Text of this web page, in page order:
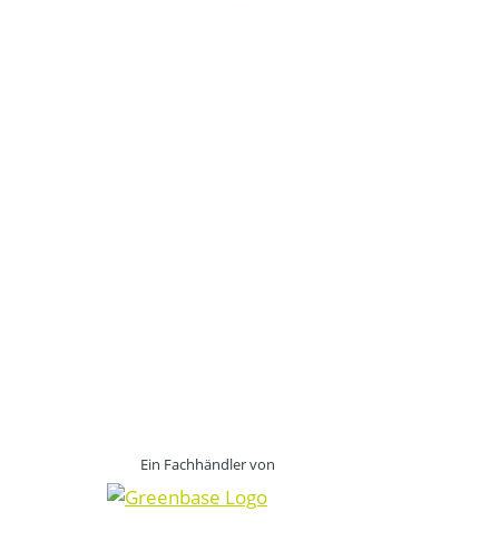
Ein Fachhändler von